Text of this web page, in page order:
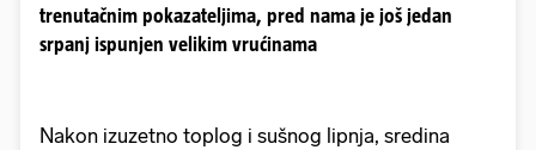
trenutačnim pokazateljima, pred nama je još jedan
srpanj ispunjen velikim vrućinama
Nakon izuzetno toplog i sušnog lipnja, sredina